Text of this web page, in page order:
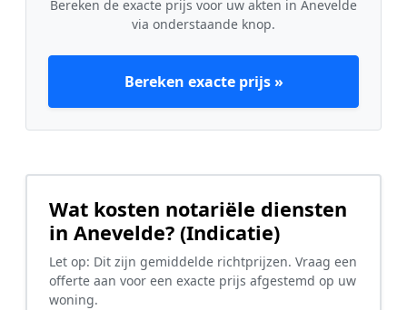
Bereken de exacte prijs voor uw akten in Anevelde
via onderstaande knop.
Bereken exacte prijs »
Wat kosten notariële diensten
in Anevelde? (Indicatie)
Let op: Dit zijn gemiddelde richtprijzen. Vraag een
offerte aan voor een exacte prijs afgestemd op uw
woning.